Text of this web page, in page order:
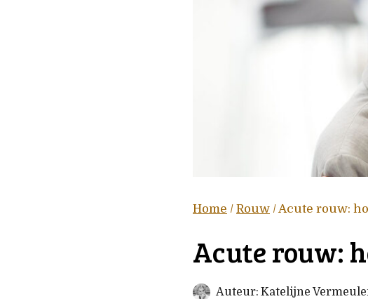
Home / Rouw /Acute rouw:
Acute rouw:
Auteur: Katelijne